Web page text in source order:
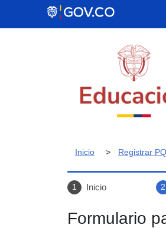
Inicio Registrar
1 Inicio 2
Formulario